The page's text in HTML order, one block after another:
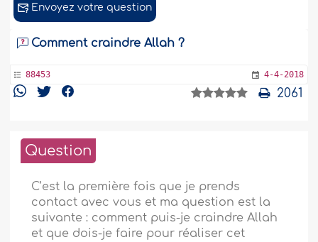
Envoyez votre question
Comment craindre Allah ?
88453 4-4-2018
2061
Question
C’est la première fois que je prends
contact avec vous et ma question est la
suivante : comment puis-je craindre Allah
et que dois-je faire pour réaliser cet